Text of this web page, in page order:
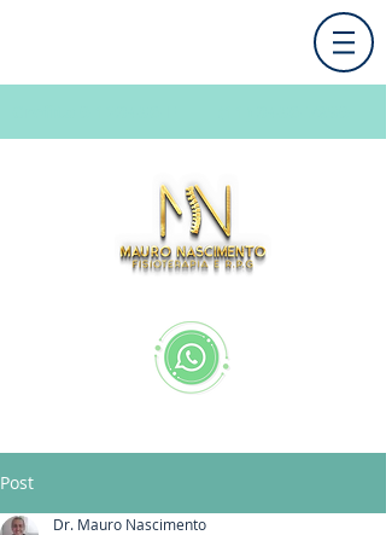
Post
Dr. Mauro Nascimento